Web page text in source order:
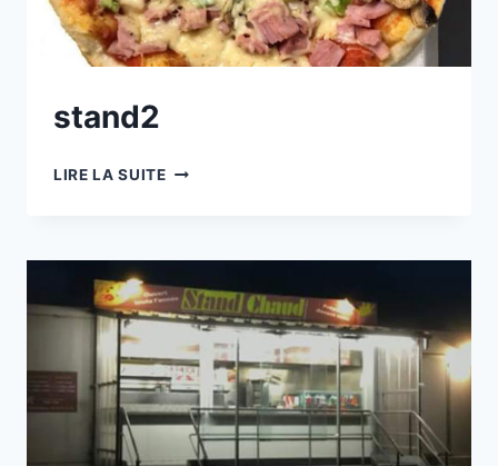
stand2
LIRE LA SUITE STAND2